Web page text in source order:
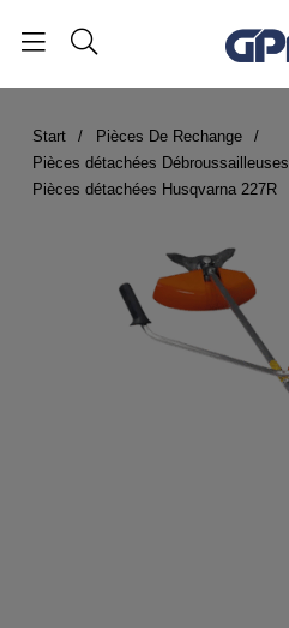
Start
Pièces De Rechange
Pièces détachées Débroussailleuses
Pièces détachées Husqvarna 227R